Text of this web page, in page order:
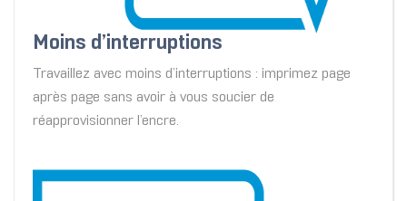
Moins d’interruptions
Travaillez avec moins d’interruptions : imprimez page
après page sans avoir à vous soucier de
réapprovisionner l’encre.